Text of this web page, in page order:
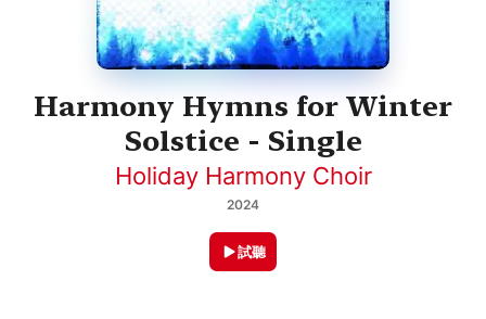
Harmony Hymns for Winter
Solstice - Single
Holiday Harmony Choir
2024
試聽